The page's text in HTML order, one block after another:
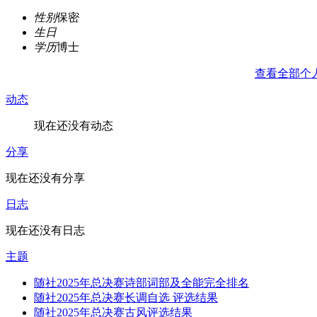
性别保密
生日
学历博士
查看全部个
动态
现在还没有动态
分享
现在还没有分享
日志
现在还没有日志
主题
随社2025年总决赛诗部词部及全能完全排名
随社2025年总决赛长调自选 评选结果
随社2025年总决赛古风评选结果